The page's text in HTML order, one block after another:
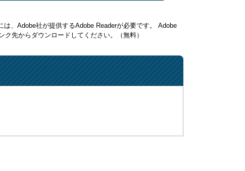
、Adobe社が提供するAdobe Readerが必要です。
Adobe
ク先からダウンロードしてください。（無料）